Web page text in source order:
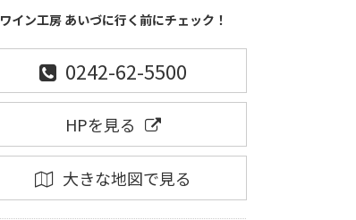
ワイン工房 あいづに行く前にチェック！
0242-62-5500
HPを見る
大きな地図で見る